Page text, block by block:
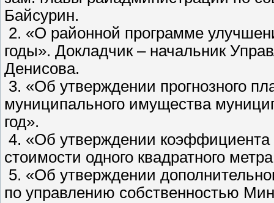
Байсурин.
2. «О районной программе
годы». Докладчик – начальник
Денисова.
3. «Об утверждении прогнозного
муниципального имущества
год».
4. «Об утверждении коэффициента
стоимости одного квадратного
5. «Об утверждении
по управлению собственностью